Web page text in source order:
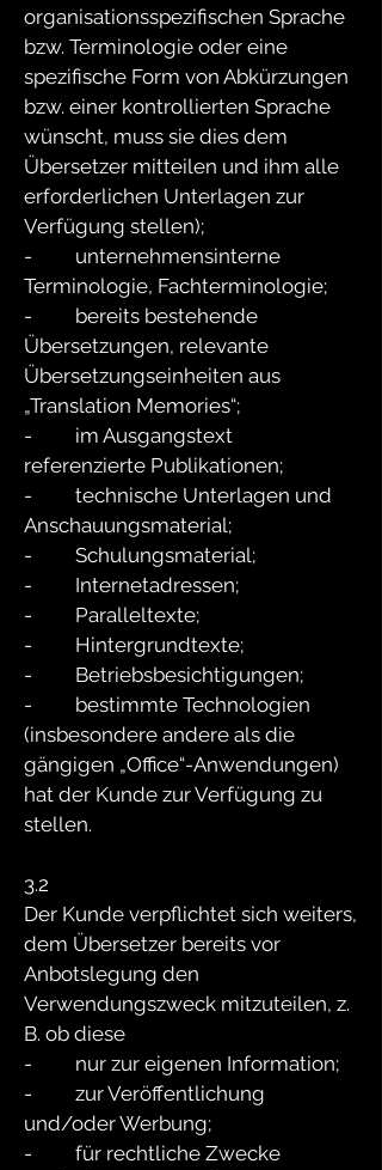
organisationsspezifischen Sprache
bzw. Terminologie oder eine
spezifische Form von Abkürzungen
bzw. einer kontrollierten Sprache
wünscht, muss sie dies dem
Übersetzer mitteilen und ihm alle
erforderlichen Unterlagen zur
Verfügung stellen);
- unternehmensinterne
Terminologie, Fachterminologie;
- bereits bestehende
Übersetzungen, relevante
Übersetzungseinheiten aus
„Translation Memories“;
- im Ausgangstext
referenzierte Publikationen;
- technische Unterlagen und
Anschauungsmaterial;
- Schulungsmaterial;
- Internetadressen;
- Paralleltexte;
- Hintergrundtexte;
- Betriebsbesichtigungen;
- bestimmte Technologien
(insbesondere andere als die
gängigen „Office“-Anwendungen)
hat der Kunde zur Verfügung zu
stellen.
3.2
Der Kunde verpflichtet sich weiters,
dem Übersetzer bereits vor
Anbotslegung den
Verwendungszweck mitzuteilen, z.
B. ob diese
- nur zur eigenen Information;
- zur Veröffentlichung
und/oder Werbung;
- für rechtliche Zwecke